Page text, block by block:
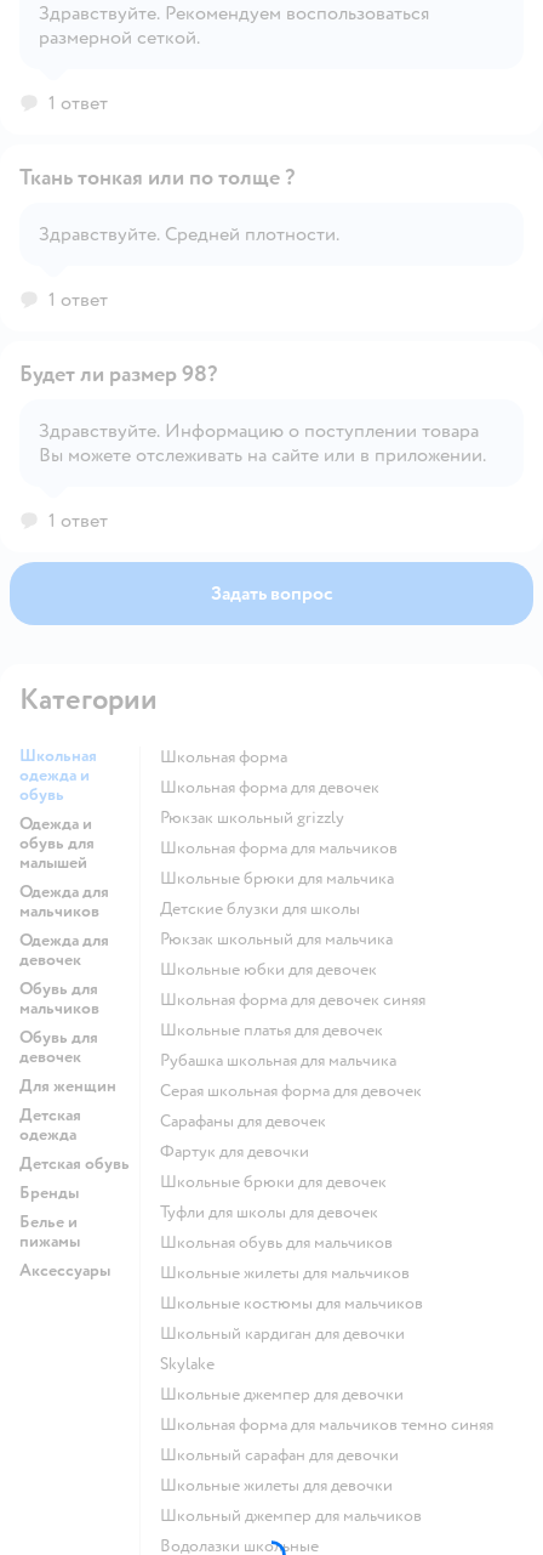
Здравствуйте. Рекомендуем воспользоваться
размерной сеткой.
1 ответ
Открыть вопрос
Ткань тонкая или по толще ?
Здравствуйте. Средней плотности.
1 ответ
Открыть вопрос
Будет ли размер 98?
Здравствуйте. Информацию о поступлении товара
Вы можете отслеживать на сайте или в приложении.
1 ответ
Задать вопрос
Категории
Школьная
одежда и
обувь
Одежда и
обувь для
малышей
Одежда для
мальчиков
Одежда для
девочек
Обувь для
мальчиков
Обувь для
девочек
Для женщин
Детская
одежда
Детская обувь
Бренды
Белье и
пижамы
Аксессуары
Школьная форма
Школьная форма для девочек
Рюкзак школьный grizzly
Школьная форма для мальчиков
Школьные брюки для мальчика
Детские блузки для школы
Рюкзак школьный для мальчика
Школьные юбки для девочек
Школьная форма для девочек синяя
Школьные платья для девочек
Рубашка школьная для мальчика
Серая школьная форма для девочек
Сарафаны для девочек
Фартук для девочки
Школьные брюки для девочек
Туфли для школы для девочек
Школьная обувь для мальчиков
Школьные жилеты для мальчиков
Школьные костюмы для мальчиков
Школьный кардиган для девочки
Skylake
Школьные джемпер для девочки
Школьная форма для мальчиков темно синяя
Школьный сарафан для девочки
Школьные жилеты для девочки
Школьный джемпер для мальчиков
Водолазки школьные